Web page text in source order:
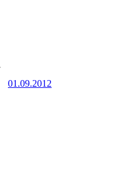
01.09.2012